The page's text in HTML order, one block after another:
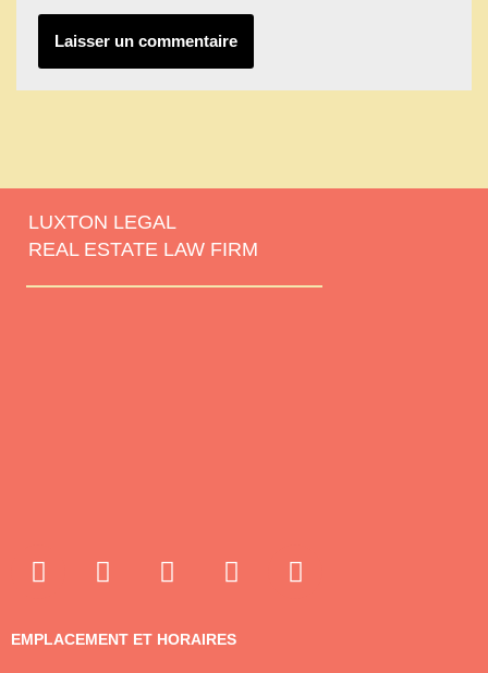
LUXTON LEGAL
REAL ESTATE LAW FIRM
EMPLACEMENT ET HORAIRES